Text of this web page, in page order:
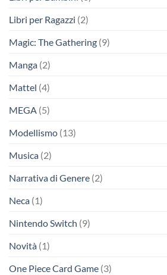
Libri per Ragazzi (2)
Magic: The Gathering (9)
Manga (2)
Mattel (4)
MEGA (5)
Modellismo (13)
Musica (2)
Narrativa di Genere (2)
Neca (1)
Nintendo Switch (9)
Novità (1)
One Piece Card Game (3)